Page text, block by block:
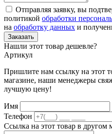
Отправляя заявку, вы
политикой обработки
на обработку данных и
Заказать
Нашли этот товар дешевле?
Артикул
Пришлите нам ссылку на этот
магазине, наши менеджеры
лучшую цену!
Имя
Телефон
Ссылка на этот товар в другом